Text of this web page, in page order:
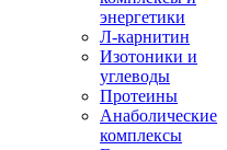
энергетики
Л-карнитин
Изотоники и
углеводы
Протеины
Анаболические
комплексы